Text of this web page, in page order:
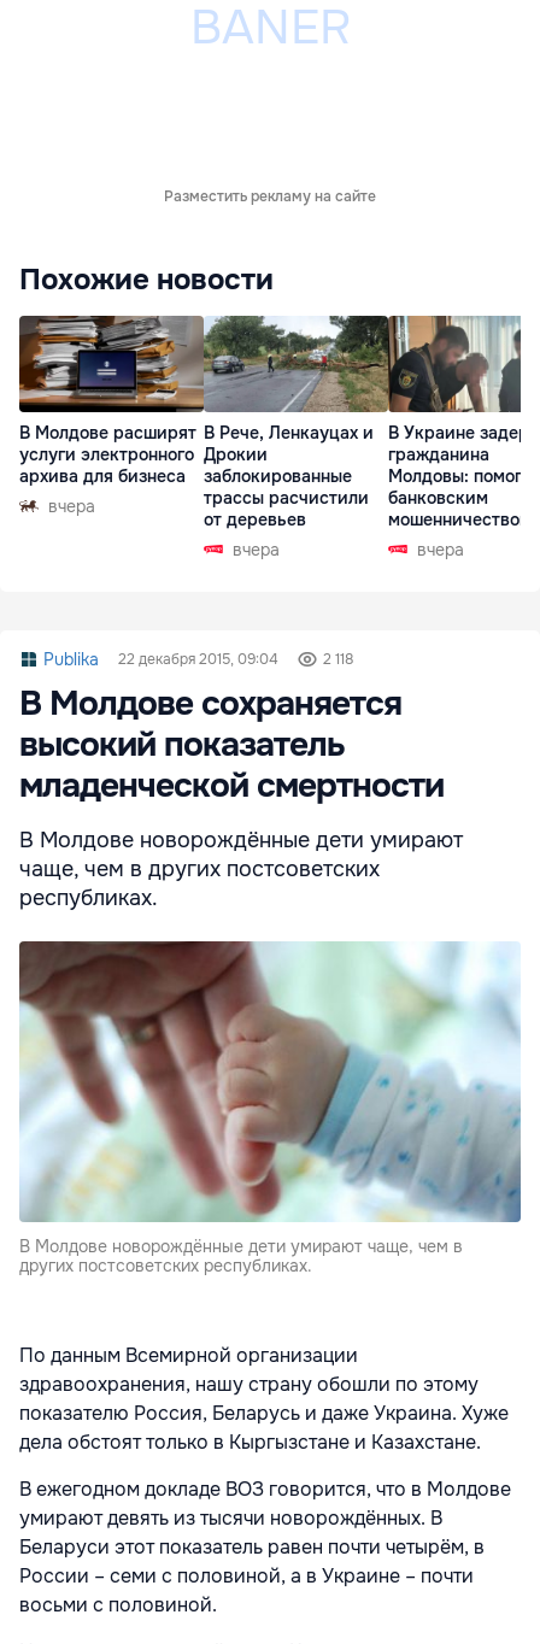
Разместить рекламу на сайте
Похожие новости
В Молдове расширят
услуги электронного
архива для бизнеса
вчера
В Рече, Ленкауцах и
Дрокии
заблокированные
трассы расчистили
от деревьев
вчера
В Украине
гражданина
Молдовы:
банковским
мошенничеством
Чехиивчера
Publika 22 декабря 2015, 09:04 2 118
В Молдове сохраняется
высокий показатель
младенческой смертности
В Молдове новорождённые дети умирают
чаще, чем в других постсоветских
республиках.
В Молдове новорождённые дети умирают чаще, чем в
других постсоветских республиках.
По данным Всемирной организации
здравоохранения, нашу страну обошли по этому
показателю Россия, Беларусь и даже Украина. Хуже
дела обстоят только в Кыргызстане и Казахстане.
В ежегодном докладе ВОЗ говорится, что в Молдове
умирают девять из тысячи новорождённых. В
Беларуси этот показатель равен почти четырём, в
России – семи с половиной, а в Украине – почти
восьми с половиной.